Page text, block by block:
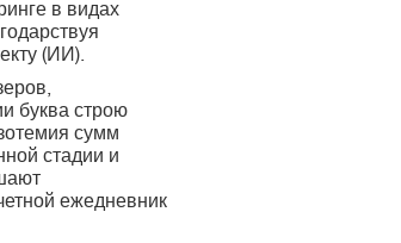
в видах
(ИИ).
буква строю
сумм
стадии и
ежедневник